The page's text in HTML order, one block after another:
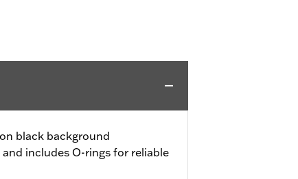
black background
includes O-rings for reliable